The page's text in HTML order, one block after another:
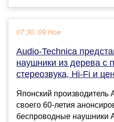
07:30, 09 Ноя
Audio-Technica
наушники из дерева с
стереозвука, Hi-Fi и
Японский производитель
своего 60-летия
беспроводные наушники